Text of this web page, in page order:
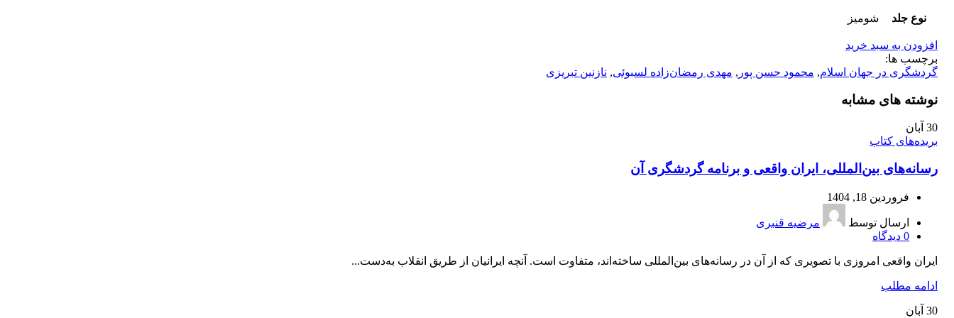
نوع جلد شومیز
افزودن به سبد خرید
برچسب ها:
گردشگری در جهان اسلام, محمود حسن پور , مهدی رمضان‌زاده لسبوئی, نازنین تبریزی
نوشته های مشابه
30 آبان
بریده‌های کتاب
رسانه‌های بین‌المللی، ایران واقعی و برنامه‌ گردشگری آن
فروردین 18, 1404
ارسال توسط
مرضیه قنبری
0 دیدگاه
ایران واقعی امروزی با تصویری که از آن در رسانه‌های بین‌المللی ساخته‌اند، متفاوت است. آنچه ایرانیان از طریق انقلاب به‌دست...
ادامه مطلب
30 آبان